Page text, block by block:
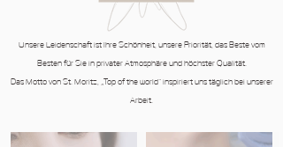
Unsere Leidenschaft ist Ihre Schönheit, unsere Priorität, das Beste vom
Besten für Sie in privater Atmosphäre und höchster Qualität.
Das Motto von St. Moritz, „Top of the world“ inspiriert uns täglich bei unserer
Arbeit.